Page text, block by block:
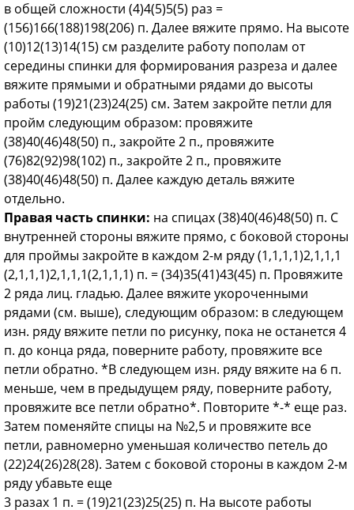
в общей сложности (4)4(5)5(5) раз =
(156)166(188)198(206) п. Далее вяжите прямо. На высоте
(10)12(13)14(15) см раз­делите работу пополам от
середины спинки для формирования разреза и далее
вяжите прямыми и обратными рядами до высоты
работы (19)21(23)24(25) см. Затем закройте петли для
пройм следующим образом: про­вяжите
(38)40(46)48(50) п., закройте 2 п., провяжите
(76)82(92)98(102) п., закройте 2 п., провяжите
(38)40(46)48(50) п. Далее каждую деталь вяжите
отдельно.
Правая часть спинки: на спицах (38)40(46)48(50) п. С
внутренней стороны вяжите прямо, с боковой стороны
для проймы за­кройте в каждом 2-м ряду (1,1,1,1)2,1,1,1
(2,1,1,1)2,1,1,1(2,1,1,1) п. = (34)35(41)43(45) п. Провяжите
2 ряда лиц. гладью. Далее вяжите укороченными
рядами (см. выше), следующим образом: в следующем
изн. ряду вяжите петли по рисунку, пока не останется 4
п. до конца ряда, поверните работу, провяжите все
петли обратно. *В следующем изн. ряду вяжите на 6 п.
меньше, чем в предыдущем ряду, поверни­те работу,
провяжите все петли обратно*. Повторите *-* еще раз.
Затем поменяйте спицы на №2,5 и провяжите все
петли, равномерно уменьшая количество петель до
(22)24(26)28(28). Затем с боковой стороны в каждом 2-м
ряду убавьте еще
3 разах 1 п. = (19)21(23)25(25) п. На высоте работы